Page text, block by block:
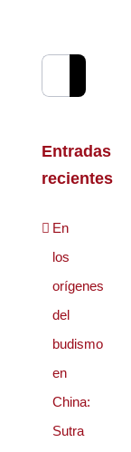
Entradas
recientes
En
los
orígenes
del
budismo
en
China:
Sutra